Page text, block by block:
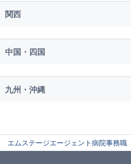
関西
中国・四国
九州・沖縄
エムステージエージェント病院事務職